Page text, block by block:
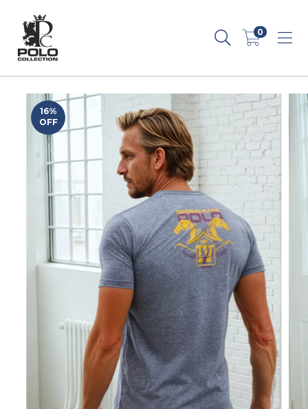
0
16%
OFF